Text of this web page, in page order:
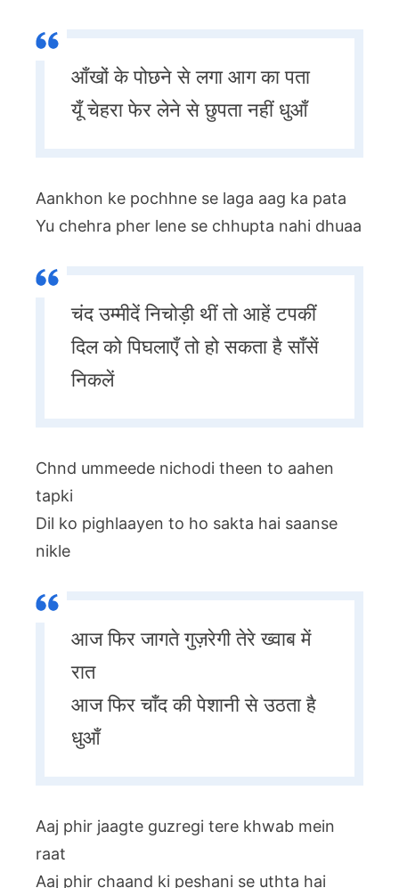
आँखों के पोछने से लगा आग का पता
यूँ चेहरा फेर लेने से छुपता नहीं धुआँ
Aankhon ke pochhne se laga aag ka pata
Yu chehra pher lene se chhupta nahi dhuaa
चंद उम्मीदें निचोड़ी थीं तो आहें टपकीं
दिल को पिघलाएँ तो हो सकता है साँसें
निकलें
Chnd ummeede nichodi theen to aahen
tapki
Dil ko pighlaayen to ho sakta hai saanse
nikle
आज फिर जागते गुज़रेगी तेरे ख्वाब में
रात
आज फिर चाँद की पेशानी से उठता है
धुआँ
Aaj phir jaagte guzregi tere khwab mein
raat
Aaj phir chaand ki peshani se uthta hai